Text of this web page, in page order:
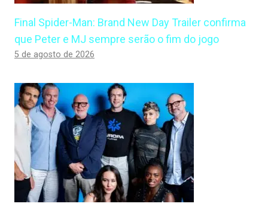
Final Spider-Man: Brand New Day Trailer confirma
que Peter e MJ sempre serão o fim do jogo
5 de agosto de 2026